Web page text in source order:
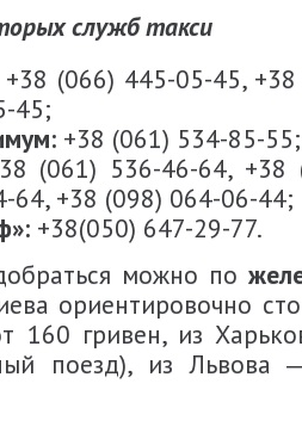
служб такси
(066) 445-05-45,
45;
+38 (061) 534-85-55;
(061) 536-46-64, +38
64, +38 (098) 064-06-44;
+38(050) 647-29-77.
можно по
ориентировочно
160 гривен, из
поезд), из